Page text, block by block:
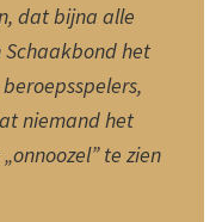
dat bijna alle
het
niemand het
te zien